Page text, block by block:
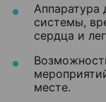
системы,
сердца и
месте.